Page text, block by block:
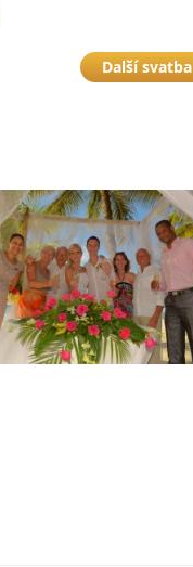
Další svatba